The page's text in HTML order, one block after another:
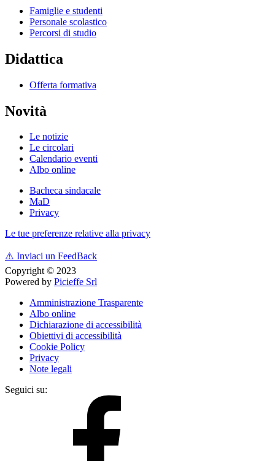
Famiglie e studenti
Personale scolastico
Percorsi di studio
Didattica
Offerta formativa
Novità
Le notizie
Le circolari
Calendario eventi
Albo online
Bacheca sindacale
MaD
Privacy
Le tue preferenze relative alla privacy
⚠️ Inviaci un FeedBack
Copyright © 2023
Powered by Picieffe Srl
Amministrazione Trasparente
Albo online
Dichiarazione di accessibilità
Obiettivi di accessibilità
Cookie Policy
Privacy
Note legali
Seguici su: